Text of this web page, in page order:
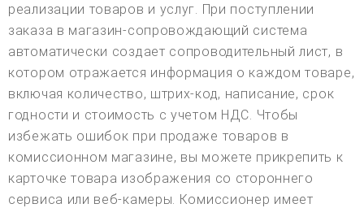
реализации товаров и услуг. При поступлении
заказа в магазин-сопровождающий система
автоматически создает сопроводительный лист, в
котором отражается информация о каждом товаре,
включая количество, штрих-код, написание, срок
годности и стоимость с учетом НДС. Чтобы
избежать ошибок при продаже товаров в
комиссионном магазине, вы можете прикрепить к
карточке товара изображения со стороннего
сервиса или веб-камеры. Комиссионер имеет